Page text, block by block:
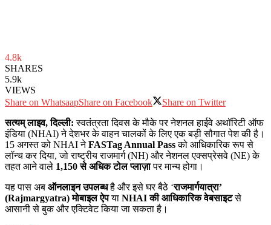
4.8k
SHARES
5.9k
VIEWS
Share on WhatsaapShare on Facebook
Share on Twitter
सत्यम् लाइव, दिल्ली: स्वतंत्रता दिवस के मौके पर नेशनल हाईवे अथॉरिटी ऑफ
इंडिया (NHAI) ने देशभर के वाहन चालकों के लिए एक बड़ी सौगात पेश की है।
15 अगस्त को NHAI नेFASTag Annual Passको आधिकारिक रूप से
लॉन्च कर दिया, जो राष्ट्रीय राजमार्ग (NH) और नेशनल एक्सप्रेसवे (NE) के
तहत आने वाले 1,150 से अधिक टोल प्लाज़ापर मान्य होगा।
यह पास अब ऑनलाइन उपलब्धहै और इसे घर बैठे ‘राजमार्गयात्रा’
(Rajmargyatra) मोबाइल ऐपया NHAI की आधिकारिक वेबसाइटसे
आसानी से बुक और एक्टिवेट किया जा सकता है।